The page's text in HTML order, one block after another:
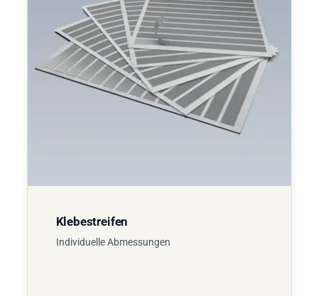
Klebestreifen
Individuelle Abmessungen